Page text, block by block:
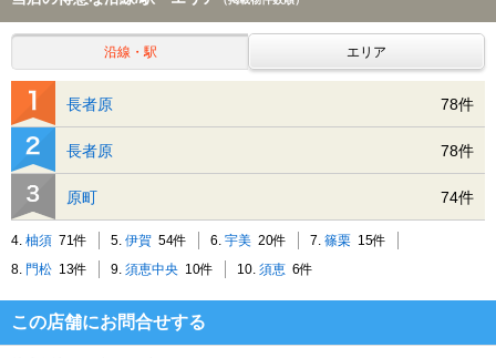
沿線・駅 エリア
長者原 78件
長者原 78件
原町 74件
4. 柚須 71件 5. 伊賀 54件 6. 宇美 20件 7. 篠栗 15件
8. 門松 13件 9. 須恵中央 10件 10. 須恵 6件
この店舗にお問合せする